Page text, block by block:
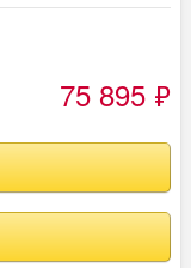
75 895 ₽